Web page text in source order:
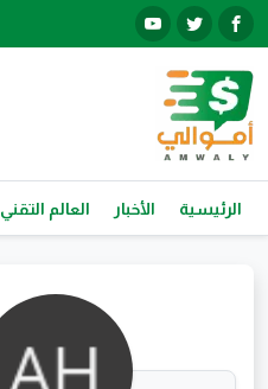
الرئيسية الأخبار العالم التقني